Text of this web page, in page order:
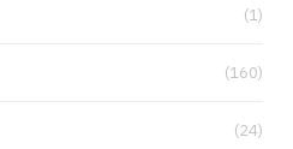
(1)
(160)
(24)